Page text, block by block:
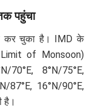
पहुंचा
कर चुका है। IMD के
Limit of Monsoon)
70°E, 8°N/75°E,
87°E, 16°N/90°E,
है।